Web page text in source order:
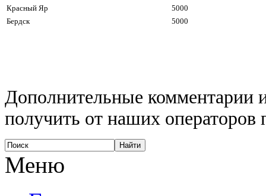
Красный Яр
5000
Бердск
5000
Дополнительные комментарии
получить от наших
Меню